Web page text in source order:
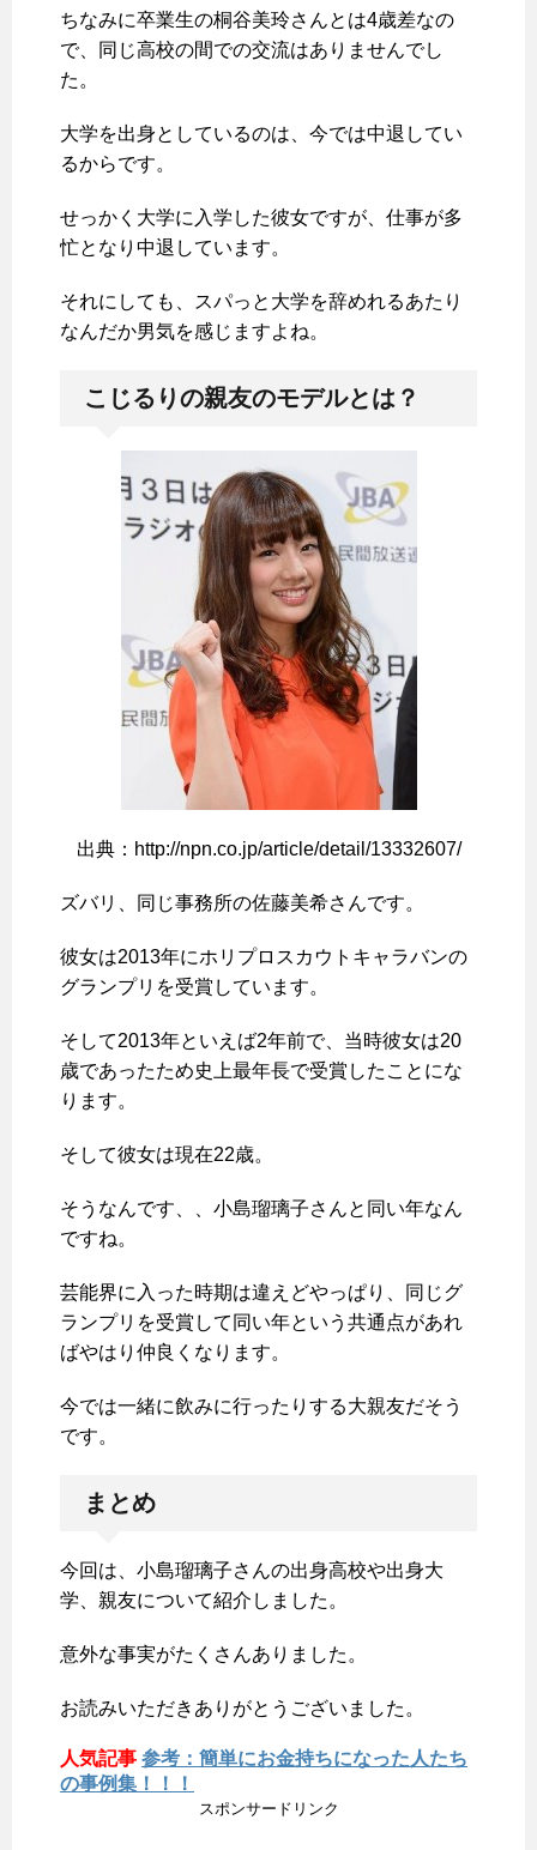
ちなみに卒業生の桐谷美玲さんとは4歳差なの
で、同じ高校の間での交流はありませんでし
た。
大学を出身としているのは、今では中退してい
るからです。
せっかく大学に入学した彼女ですが、仕事が多
忙となり中退しています。
それにしても、スパっと大学を辞めれるあたり
なんだか男気を感じますよね。
こじるりの親友のモデルとは？
出典：http://npn.co.jp/article/detail/13332607/
ズバリ、同じ事務所の佐藤美希さんです。
彼女は2013年にホリプロスカウトキャラバンの
グランプリを受賞しています。
そして2013年といえば2年前で、当時彼女は20
歳であったため史上最年長で受賞したことにな
ります。
そして彼女は現在22歳。
そうなんです、、小島瑠璃子さんと同い年なん
ですね。
芸能界に入った時期は違えどやっぱり、同じグ
ランプリを受賞して同い年という共通点があれ
ばやはり仲良くなります。
今では一緒に飲みに行ったりする大親友だそう
です。
まとめ
今回は、小島瑠璃子さんの出身高校や出身大
学、親友について紹介しました。
意外な事実がたくさんありました。
お読みいただきありがとうございました。
人気記事 参考：簡単にお金持ちになった人たち
の事例集！！！
スポンサードリンク